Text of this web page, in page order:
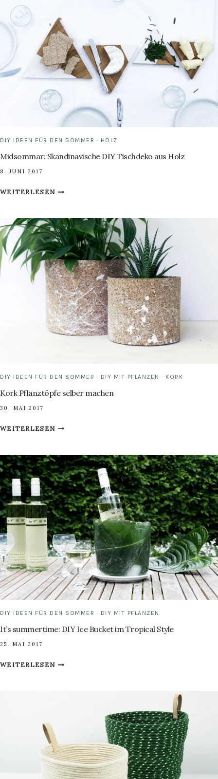
DIY
FUSSMATTE S
ELBER M
ACHST
DIY IDEEN FÜR DEN SOMMER · HOLZ
Midsommar: Skandinavische DIY Tischdeko aus Holz
8. JUNI 2017
WEITERLESENMIDSOMMAR:
TISCHDEKO
AUS
HOLZ
DIY IDEEN FÜR DEN SOMMER · DIY MIT PFLANZEN · KORK
Kork Pflanztöpfe selber machen
30. MAI 2017
WEITERLESENKORK
MACHEN
DIY IDEEN FÜR DEN SOMMER · DIY MIT PFLANZEN
It’s summertime: DIY Ice Bucket im Tropical Style
25. MAI 2017
WEITERLESENIT’S
TROPICAL
STYLE